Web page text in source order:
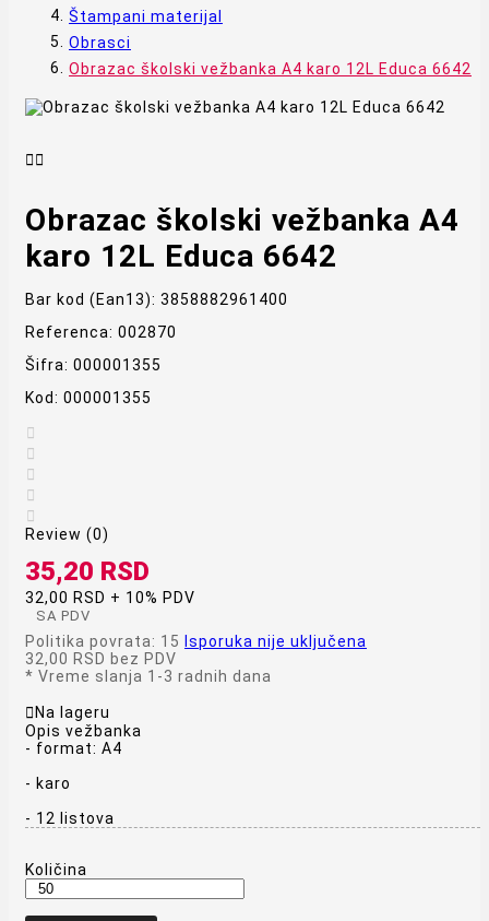
Štampani materijal
Obrasci
Obrazac školski vežbanka A4 karo 12L Educa 6642

Obrazac školski vežbanka A4
karo 12L Educa 6642
Bar kod (Ean13): 3858882961400
Referenca: 002870
Šifra: 000001355
Kod: 000001355





Review (0)
35,20 RSD
32,00 RSD + 10% PDV
SA PDV
Politika povrata: 15
Isporuka nije uključena
32,00 RSD bez PDV
* Vreme slanja 1-3 radnih dana
 Na lageru
Opis vežbanka
- format: A4
- karo
- 12 listova
Količina